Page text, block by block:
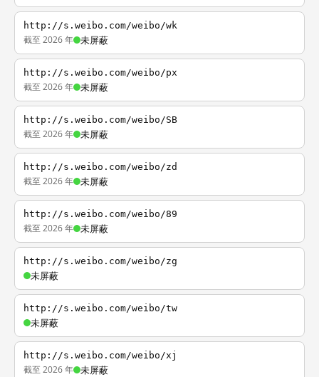
http://s.weibo.com/weibo/wk
截至 2026 年 未屏蔽
http://s.weibo.com/weibo/px
截至 2026 年 未屏蔽
http://s.weibo.com/weibo/SB
截至 2026 年 未屏蔽
http://s.weibo.com/weibo/zd
截至 2026 年 未屏蔽
http://s.weibo.com/weibo/89
截至 2026 年 未屏蔽
http://s.weibo.com/weibo/zg
未屏蔽
http://s.weibo.com/weibo/tw
未屏蔽
http://s.weibo.com/weibo/xj
截至 2026 年 未屏蔽